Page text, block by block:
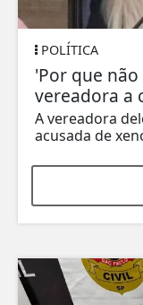
POLÍTICA
'Por que
vereadora a
A vereadora
acusada de